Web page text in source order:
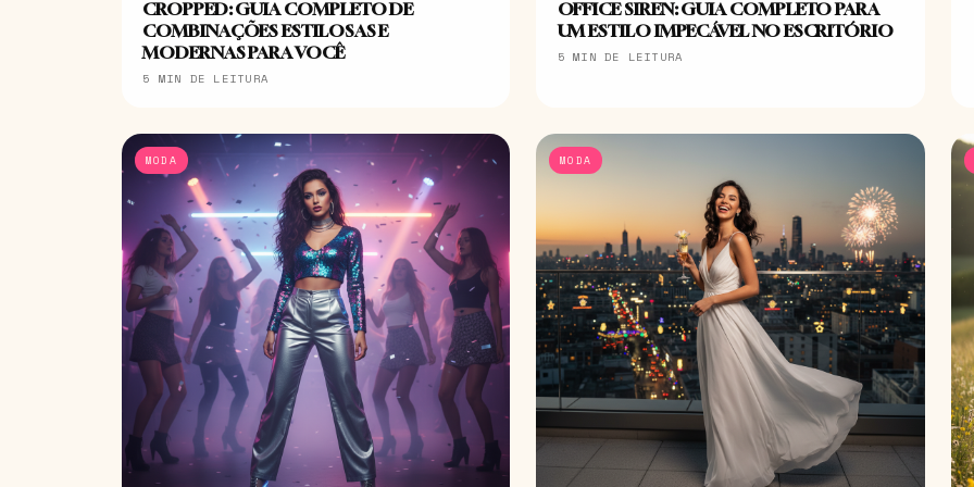
CROPPED: GUIA COMPLETO DE
COMBINAÇÕES ESTILOSAS E
MODERNAS PARA VOCÊ
5 MIN DE LEITURA
OFFICE SIREN: GUIA COMPLETO PARA
UM ESTILO IMPECÁVEL NO ESCRITÓRIO
5 MIN DE LEITURA
MODA MODA